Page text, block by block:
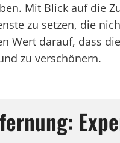
Mit Blick auf die
zu setzen, die
Wert darauf, dass
zu verschönern.